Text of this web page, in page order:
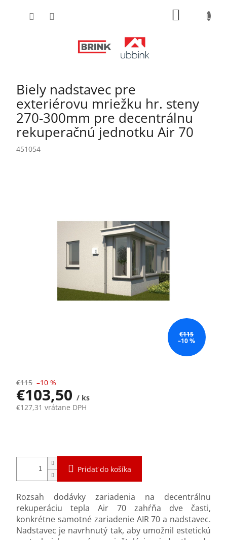
Biely nadstavec pre
exteriérovu mriežku hr. steny
270-300mm pre decentrálnu
rekuperačnú jednotku Air 70
451054
€115
–10 %
€115 –10 %
€103,50/ ks
€127,31 vrátane DPH
Pridať do košíka
Rozsah dodávky zariadenia na decentrálnu
rekuperáciu tepla Air 70 zahŕňa dve časti,
konkrétne samotné zariadenie AIR 70 a nadstavec.
Nadstavec je navrhnutý tak, aby umožnil estetickú